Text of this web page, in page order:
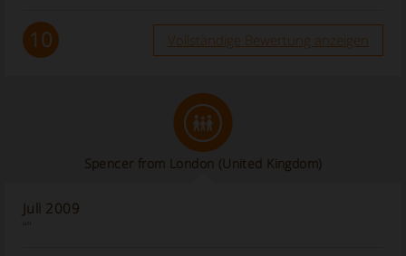
10 Vollständige Bewertung anzeigen
Spencer from London (United Kingdom)
Juli 2009
“”